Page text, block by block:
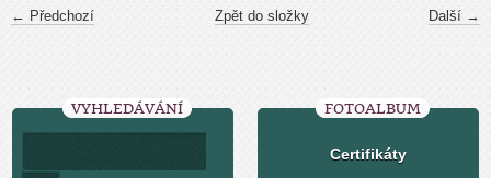
← Předchozí Další →
Zpět do složky
VYHLEDÁVÁNÍ FOTOALBUM
Certifikáty